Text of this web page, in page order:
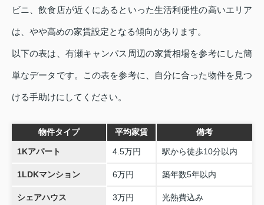
ビニ、飲食店が近くにあるといった生活利便性の高いエリア
は、やや高めの家賃設定となる傾向があります。
以下の表は、有瀬キャンパス周辺の家賃相場を参考にした簡
単なデータです。この表を参考に、自分に合った物件を見つ
ける手助けにしてください。
物件タイプ 平均家賃 備考
1Kアパート 4.5万円 駅から徒歩10分以内
1LDKマンション 6万円 築年数5年以内
シェアハウス 3万円 光熱費込み